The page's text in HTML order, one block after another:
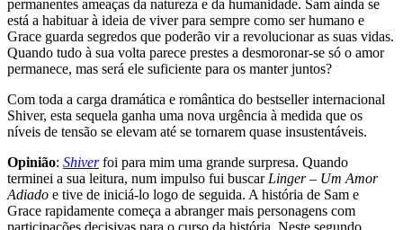
permanentes ameaças da natureza e da humanidade. Sam ainda se
está a habituar à ideia de viver para sempre como ser humano e
Grace guarda segredos que poderão vir a revolucionar as suas vidas.
Quando tudo à sua volta parece prestes a desmoronar-se só o amor
permanece, mas será ele suficiente para os manter juntos?
Com toda a carga dramática e romântica do bestseller internacional
Shiver, esta sequela ganha uma nova urgência à medida que os
níveis de tensão se elevam até se tornarem quase insustentáveis.
Opinião: Shiver foi para mim uma grande surpresa. Quando
terminei a sua leitura, num impulso fui buscar Linger – Um Amor
Adiado e tive de iniciá-lo logo de seguida. A história de Sam e
Grace rapidamente começa a abranger mais personagens com
participações decisivas para o curso da história. Neste segundo